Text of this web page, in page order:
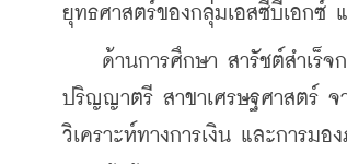
ยุทธศาสตร์ของกลุ่มเอสซีบีเอกซ์
ด้านการศึกษา สารัชต์สำเร็จก
ปริญญาตรี สาขาเศรษฐศาสตร์ จ
วิเคราะห์ทางการเงิน และการม